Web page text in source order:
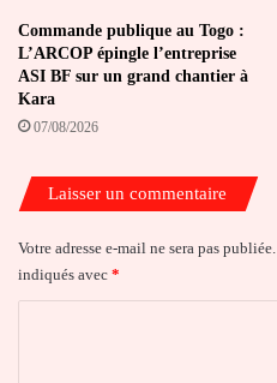
Commande publique au Togo :
L’ARCOP épingle l’entreprise
ASI BF sur un grand chantier à
Kara
07/08/2026
Laisser un commentaire
Votre adresse e-mail ne sera pas publiée.
indiqués avec *